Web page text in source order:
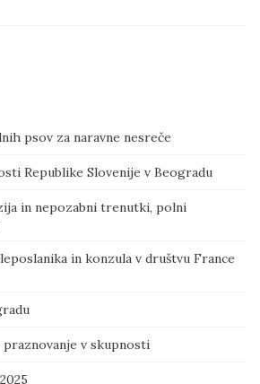
psov za naravne nesreče
Republike Slovenije v Beogradu
in nepozabni trenutki, polni
in konzula v društvu France
praznovanje v skupnosti